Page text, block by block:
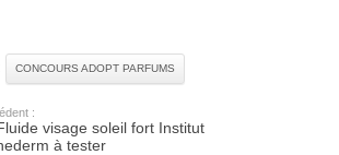
CONCOURS ADOPT PARFUMS
:
visage soleil fort Institut
à tester